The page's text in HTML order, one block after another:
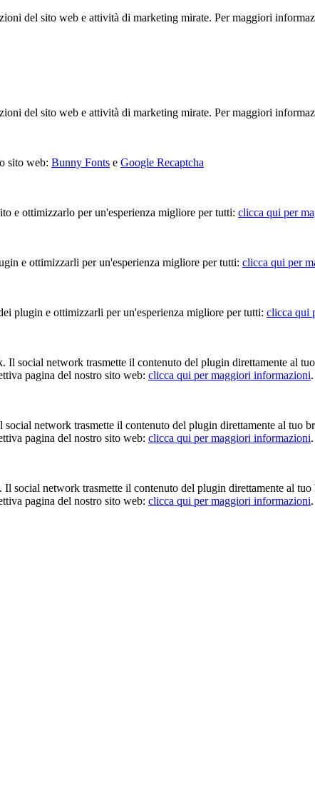
del sito web e attività di marketing mirate. Per maggiori
del sito web e attività di marketing mirate. Per maggiori
sito web: Bunny Fonts e Google Recaptcha
e ottimizzarlo per un'esperienza migliore per tutti: clicca qui per
e ottimizzarli per un'esperienza migliore per tutti: clicca qui per
plugin e ottimizzarli per un'esperienza migliore per tutti: clicca qui
social network trasmette il contenuto del plugin direttamente al
pagina del nostro sito web: clicca qui per maggiori informazioni.
network trasmette il contenuto del plugin direttamente al tuo
pagina del nostro sito web: clicca qui per maggiori informazioni.
network trasmette il contenuto del plugin direttamente al
pagina del nostro sito web: clicca qui per maggiori informazioni.